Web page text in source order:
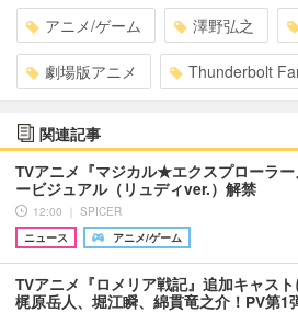
アニメ/ゲーム 澤野弘之
劇場版アニメ Thunderbolt
関連記事
TVアニメ『マジカル★エクスプローラー
ービジュアル（リュディver.）解禁
12:00 ｜ SPICER
ニュース
アニメ/ゲーム
TVアニメ『ロメリア戦記』追加キャスト
梶原岳人、堀江瞬、綿貫竜之介！PV第1